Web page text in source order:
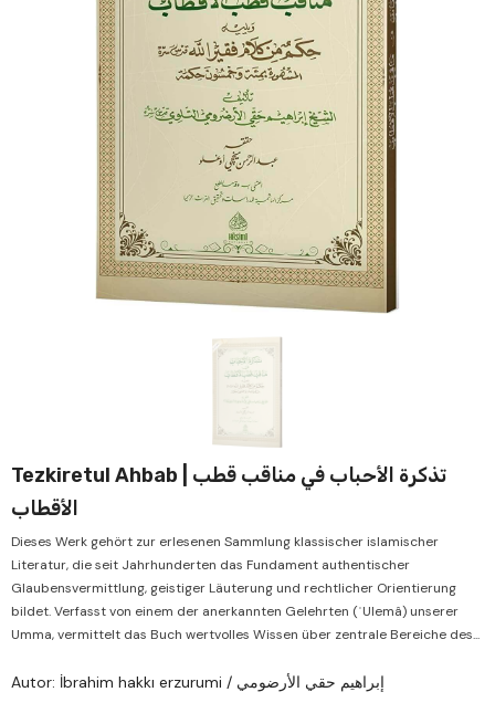
Tezkiretul Ahbab | تذكرة الأحباب في مناقب قطب
الأقطاب
Dieses Werk gehört zur erlesenen Sammlung klassischer islamischer
Literatur, die seit Jahrhunderten das Fundament authentischer
Glaubensvermittlung, geistiger Läuterung und rechtlicher Orientierung
bildet. Verfasst von einem der anerkannten Gelehrten (ʿUlemâ) unserer
Umma, vermittelt das Buch wertvolles Wissen über zentrale Bereiche des...
Autor: İbrahim hakkı erzurumi / إبراهيم حقي الأرضومي